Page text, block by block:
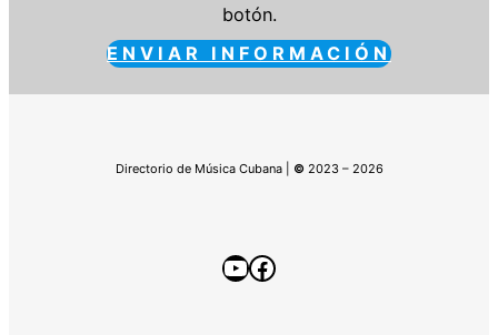
botón.
ENVIAR INFORMACIÓN
Directorio de Música Cubana | © 2023 – 2026
YouTube
Facebook